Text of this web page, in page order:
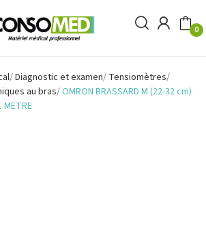
0
Diagnostic et examen Tensiomètres
au bras OMRON BRASSARD M (22-32 cm)
METRE